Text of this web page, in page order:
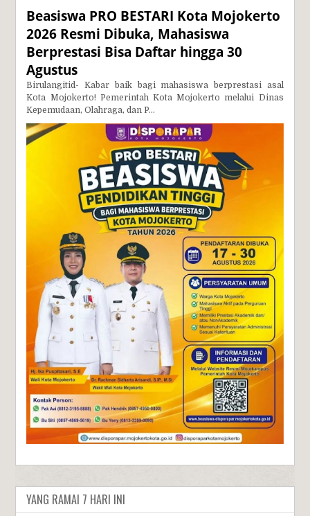
Beasiswa PRO BESTARI Kota Mojokerto
2026 Resmi Dibuka, Mahasiswa
Berprestasi Bisa Daftar hingga 30
Agustus
Birulangitid- Kabar baik bagi mahasiswa berprestasi asal
Kota Mojokerto! Pemerintah Kota Mojokerto melalui Dinas
Kepemudaan, Olahraga, dan P...
YANG RAMAI 7 HARI INI